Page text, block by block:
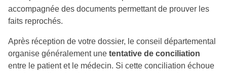
accompagnée des documents permettant de prouver les
faits reprochés.
Après réception de votre dossier, le conseil départemental
organise généralement une tentative de conciliation
entre le patient et le médecin. Si cette conciliation échoue